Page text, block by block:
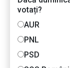
votați?
AUR
PNL
PSD